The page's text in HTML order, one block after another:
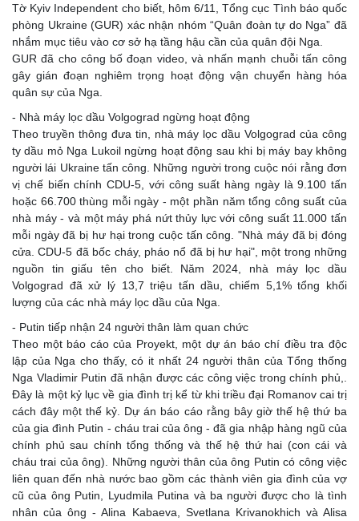
Tờ Kyiv Independent cho biết, hôm 6/11, Tổng cục Tình báo quốc
phòng Ukraine (GUR) xác nhận nhóm “Quân đoàn tự do Nga” đã
nhắm mục tiêu vào cơ sở hạ tầng hậu cần của quân đội Nga.
GUR đã cho công bố đoạn video, và nhấn mạnh chuỗi tấn công
gây gián đoạn nghiêm trọng hoạt động vận chuyển hàng hóa
quân sự của Nga.
- Nhà máy lọc dầu Volgograd ngừng hoạt động
Theo truyền thông đưa tin, nhà máy lọc dầu Volgograd của công
ty dầu mỏ Nga Lukoil ngừng hoạt động sau khi bị máy bay không
người lái Ukraine tấn công. Những người trong cuộc nói rằng đơn
vị chế biến chính CDU-5, với công suất hàng ngày là 9.100 tấn
hoặc 66.700 thùng mỗi ngày - một phần năm tổng công suất của
nhà máy - và một máy phá nứt thủy lực với công suất 11.000 tấn
mỗi ngày đã bị hư hại trong cuộc tấn công. "Nhà máy đã bị đóng
cửa. CDU-5 đã bốc cháy, pháo nổ đã bị hư hại", một trong những
nguồn tin giấu tên cho biết. Năm 2024, nhà máy lọc dầu
Volgograd đã xử lý 13,7 triệu tấn dầu, chiếm 5,1% tổng khối
lượng của các nhà máy lọc dầu của Nga.
- Putin tiếp nhận 24 người thân làm quan chức
Theo một báo cáo của Proyekt, một dự án báo chí điều tra độc
lập của Nga cho thấy, có it nhất 24 người thân của Tổng thống
Nga Vladimir Putin đã nhận được các công việc trong chính phủ,.
Đây là một kỷ lục về gia đình trị kể từ khi triều đại Romanov cai trị
cách đây một thế kỷ. Dự án báo cáo rằng bây giờ thế hệ thứ ba
của gia đình Putin - cháu trai của ông - đã gia nhập hàng ngũ của
chính phủ sau chính tổng thống và thế hệ thứ hai (con cái và
cháu trai của ông). Những người thân của ông Putin có công việc
liên quan đến nhà nước bao gồm các thành viên gia đình của vợ
cũ của ông Putin, Lyudmila Putina và ba người được cho là tình
nhân của ông - Alina Kabaeva, Svetlana Krivanokhich và Alisa